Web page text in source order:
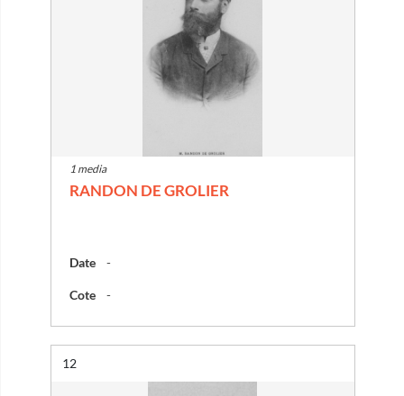
1 media
RANDON DE GROLIER
Date -
Cote -
Résultat n°
12